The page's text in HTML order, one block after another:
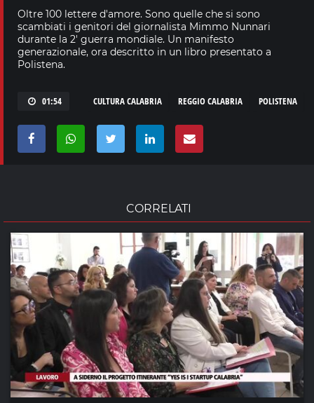
Oltre 100 lettere d'amore. Sono quelle che si sono
scambiati i genitori del giornalista Mimmo Nunnari
durante la 2' guerra mondiale. Un manifesto
generazionale, ora descritto in un libro presentato a
Polistena.
01:54 POLISTENA
REGGIO CALABRIA
CULTURA CALABRIA
CORRELATI